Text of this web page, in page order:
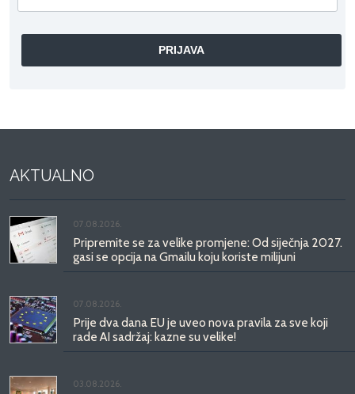
AKTUALNO
07.08.2026.
Pripremite se za velike promjene: Od siječnja 2027.
gasi se opcija na Gmailu koju koriste milijuni
07.08.2026.
Prije dva dana EU je uveo nova pravila za sve koji
rade AI sadržaj: kazne su velike!
03.08.2026.